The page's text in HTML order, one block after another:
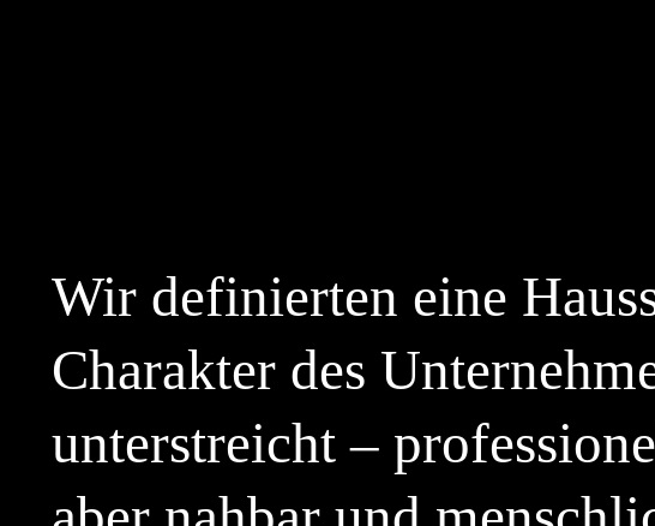
Wir definierten eine
Charakter des
unterstreicht –